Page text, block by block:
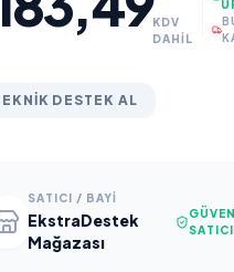
KDV
DAHİL
DESTEK AL
SATICI / BAYI
EkstraDestek
Mağazası
SATICI